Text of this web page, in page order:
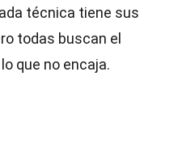
técnica tiene sus
todas buscan el
que no encaja.